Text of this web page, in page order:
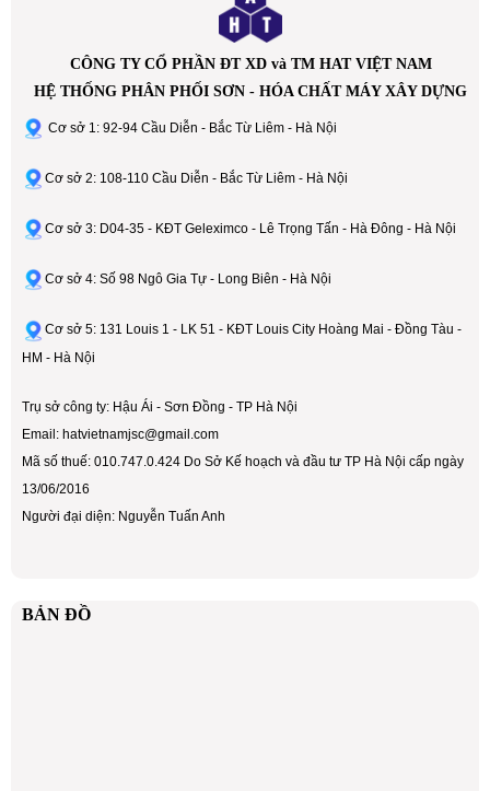
CÔNG TY CỔ PHẦN ĐT XD và TM HAT VIỆT NAM
HỆ THỐNG PHÂN PHỐI SƠN - HÓA CHẤT MÁY XÂY DỰNG
Cơ sở 1: 92-94 Cầu Diễn - Bắc Từ Liêm - Hà Nội
Cơ sở 2: 108-110 Cầu Diễn - Bắc Từ Liêm - Hà Nội
Cơ sở 3: D04-35 - KĐT Geleximco - Lê Trọng Tấn - Hà Đông - Hà Nội
Cơ sở 4: Số 98 Ngô Gia Tự - Long Biên - Hà Nội
Cơ sở 5: 131 Louis 1 - LK 51 - KĐT Louis City Hoàng Mai - Đồng Tàu -
HM - Hà Nội
Trụ sở công ty: Hậu Ái - Sơn Đồng - TP Hà Nội
Email: hatvietnamjsc@gmail.com
Mã số thuế: 010.747.0.424 Do Sở Kế hoạch và đầu tư TP Hà Nội cấp ngày
13/06/2016
Người đại diện: Nguyễn Tuấn Anh
BẢN ĐỒ